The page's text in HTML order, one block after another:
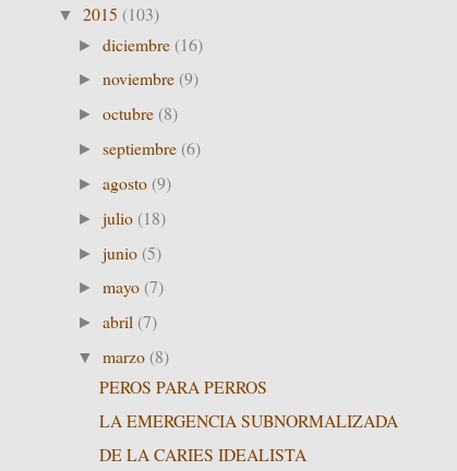
▼ 2015 (103)
►diciembre (16)
►noviembre (9)
►octubre (8)
►septiembre (6)
►agosto (9)
►julio (18)
►junio (5)
►mayo (7)
►abril (7)
▼marzo (8)
PEROS PARA PERROS
LA EMERGENCIA SUBNORMALIZADA
DE LA CARIES IDEALISTA